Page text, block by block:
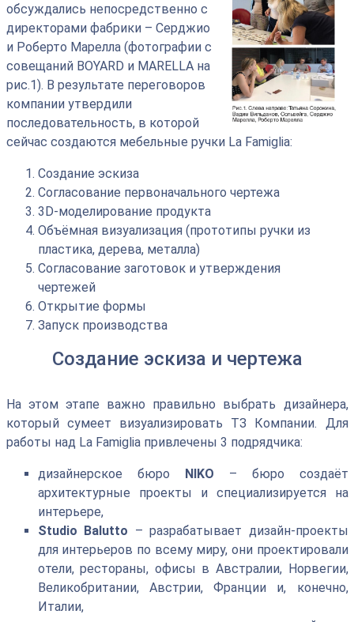
обсуждались непосредственно с
директорами фабрики – Серджио
и Роберто Марелла (фотографии с
совещаний BOYARD и MARELLA на
рис.1). В результате переговоров
компании утвердили
последовательность, в которой
сейчас создаются мебельные ручки La Famiglia:
Создание эскиза
Согласование первоначального чертежа
3D-моделирование продукта
Объёмная визуализация (прототипы ручки из
пластика, дерева, металла)
Согласование заготовок и утверждения
чертежей
Открытие формы
Запуск производства
Создание эскиза и чертежа
На этом этапе важно правильно выбрать дизайнера,
который сумеет визуализировать ТЗ Компании. Для
работы над La Famiglia привлечены 3 подрядчика:
дизайнерское бюро NIKO – бюро создаёт
архитектурные проекты и специализируется на
интерьере,
Studio Balutto – разрабатывает дизайн-проекты
для интерьеров по всему миру, они проектировали
отели, рестораны, офисы в Австралии, Норвегии,
Великобритании, Австрии, Франции и, конечно,
Италии,